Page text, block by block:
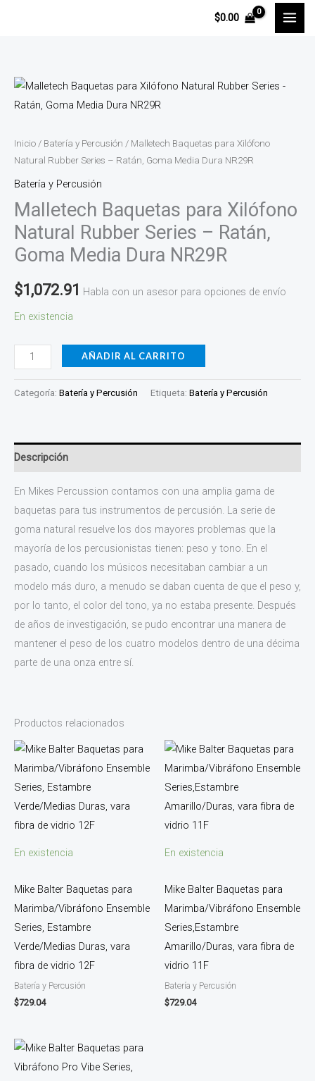
$0.00
Inicio / Batería y Percusión / Malletech Baquetas para Xilófono
Natural Rubber Series – Ratán, Goma Media Dura NR29R
Batería y Percusión
Malletech Baquetas para Xilófono
Natural Rubber Series – Ratán,
Goma Media Dura NR29R
$1,072.91 Habla con un asesor para opciones de envío
En existencia
Malletech
Baquetas
Xilófono
Natural
Rubber
Series
-
Ratán,
Goma
Dura
NR29R
AÑADIR AL CARRITO
Categoría: Batería y Percusión Etiqueta: Batería y Percusión
Descripción
En Mikes Percussion contamos con una amplia gama de
baquetas para tus instrumentos de percusión. La serie de
goma natural resuelve los dos mayores problemas que la
mayoría de los percusionistas tienen: peso y tono. En el
pasado, cuando los músicos necesitaban cambiar a un
modelo más duro, a menudo se daban cuenta de que el peso y,
por lo tanto, el color del tono, ya no estaba presente. Después
de años de investigación, se pudo encontrar una manera de
mantener el peso de los cuatro modelos dentro de una décima
parte de una onza entre sí.
Productos relacionados
En existencia
Mike Balter Baquetas para
Marimba/Vibráfono Ensemble
Series, Estambre
Verde/Medias Duras, vara
fibra de vidrio 12F
Batería y Percusión
$729.04
En existencia
Mike Balter Baquetas para
Marimba/Vibráfono Ensemble
Series,Estambre
Amarillo/Duras, vara fibra de
vidrio 11F
Batería y Percusión
$729.04